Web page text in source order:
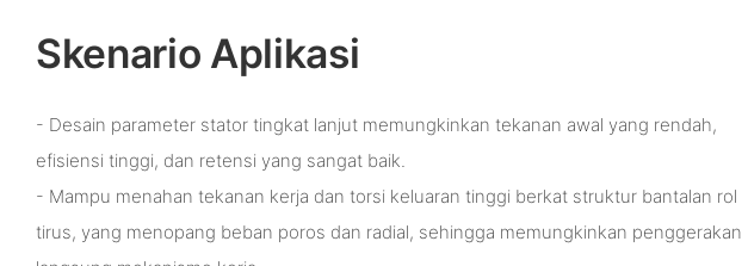
Skenario Aplikasi
- Desain parameter stator tingkat lanjut memungkinkan tekanan awal yang rendah,
efisiensi tinggi, dan retensi yang sangat baik.
- Mampu menahan tekanan kerja dan torsi keluaran tinggi berkat struktur bantalan rol
tirus, yang menopang beban poros dan radial, sehingga memungkinkan penggerakan